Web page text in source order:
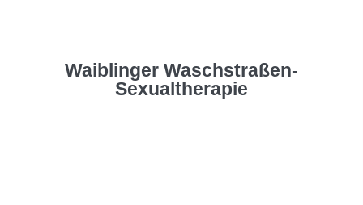
Waiblinger Waschstraßen-
Sexualtherapie